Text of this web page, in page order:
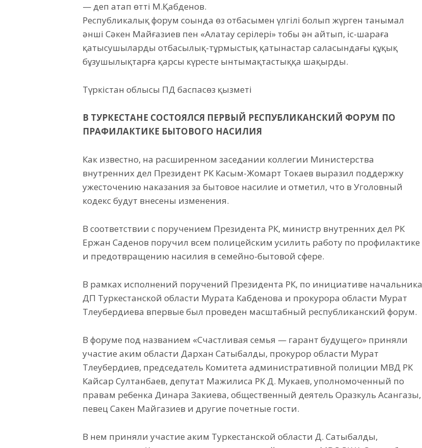
— деп атап өтті М.Қабденов.
Республикалық форум соңында өз отбасымен үлгілі болып жүрген танымал
әнші Сәкен Майғазиев пен «Алатау серілері» тобы ән айтып, іс-шараға
қатысушыларды отбасылық-тұрмыстық қатынастар саласындағы құқық
бұзушылықтарға қарсы күресте ынтымақтастыққа шақырды.
Түркістан облысы ПД баспасөз қызметі
В ТУРКЕСТАНЕ СОСТОЯЛСЯ ПЕРВЫЙ РЕСПУБЛИКАНСКИЙ ФОРУМ ПО
ПРАФИЛАКТИКЕ БЫТОВОГО НАСИЛИЯ
Как известно, на расширенном заседании коллегии Министерства
внутренних дел Президент РК Касым-Жомарт Токаев выразил поддержку
ужесточению наказания за бытовое насилие и отметил, что в Уголовный
кодекс будут внесены изменения.
В соответствии с поручением Президента РК, министр внутренних дел РК
Ержан Саденов поручил всем полицейским усилить работу по профилактике
и предотвращению насилия в семейно-бытовой сфере.
В рамках исполнений поручений Президента РК, по инициативе начальника
ДП Туркестанской области Мурата Кабденова и прокурора области Мурат
Тлеубердиева впервые был проведен масштабный республиканский форум.
В форуме под названием «Счастливая семья — гарант будущего» приняли
участие аким области Дархан Сатыбалды, прокурор области Мурат
Тлеубердиев, председатель Комитета административной полиции МВД РК
Кайсар Султанбаев, депутат Мажилиса РК Д. Мукаев, уполномоченный по
правам ребенка Динара Закиева, общественный деятель Оразкуль Асангазы,
певец Сакен Майгазиев и другие почетные гости.
В нем приняли участие аким Туркестанской области Д. Сатыбалды,